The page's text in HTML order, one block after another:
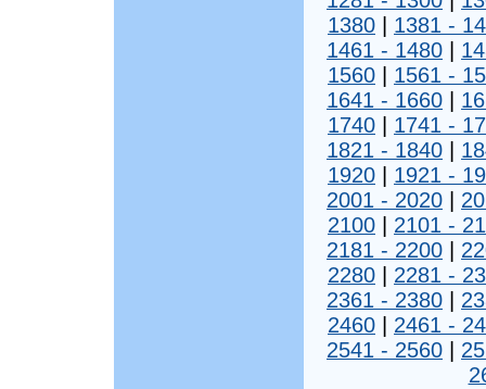
1380
1381 -
1461 - 1480
1560
1561 -
1641 - 1660
1740
1741 -
1821 - 1840
1920
1921 -
2001 - 2020
2100
2101 -
2181 - 2200
2280
2281 -
2361 - 2380
2460
2461 -
2541 - 2560